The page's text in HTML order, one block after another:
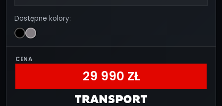
Dostępne kolory:
CENA
29 990 ZŁ